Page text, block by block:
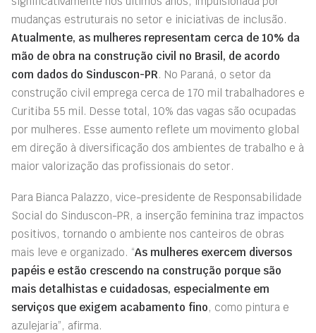
mudanças estruturais no setor e iniciativas de inclusão.
Atualmente, as mulheres representam cerca de 10% da
mão de obra na construção civil no Brasil, de acordo
com dados do Sinduscon-PR. No Paraná, o setor da
construção civil emprega cerca de 170 mil trabalhadores e
Curitiba 55 mil. Desse total, 10% das vagas são ocupadas
por mulheres. Esse aumento reflete um movimento global
em direção à diversificação dos ambientes de trabalho e à
maior valorização das profissionais do setor.
Para Bianca Palazzo, vice-presidente de Responsabilidade
Social do Sinduscon-PR, a inserção feminina traz impactos
positivos, tornando o ambiente nos canteiros de obras
mais leve e organizado. “As mulheres exercem diversos
papéis e estão crescendo na construção porque são
mais detalhistas e cuidadosas, especialmente em
serviços que exigem acabamento fino, como pintura e
azulejaria”, afirma.